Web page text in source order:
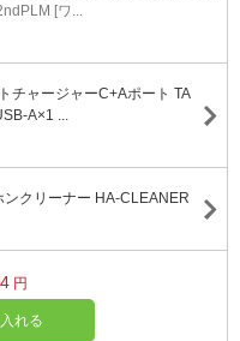
[ワ...
ャージャーC+Aポート TA
A×1 ...
クリーナー HA-CLEANER
円
れる